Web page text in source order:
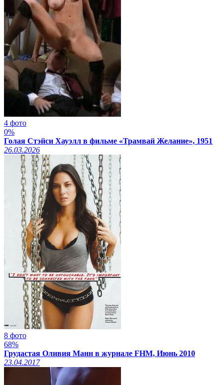
4 фото
0%
Голая Стэйси Хауэлл в фильме «Трамвай Желание», 1951
26.03.2026
8 фото
68%
Грудастая Оливия Манн в журнале FHM, Июнь 2010
23.04.2017